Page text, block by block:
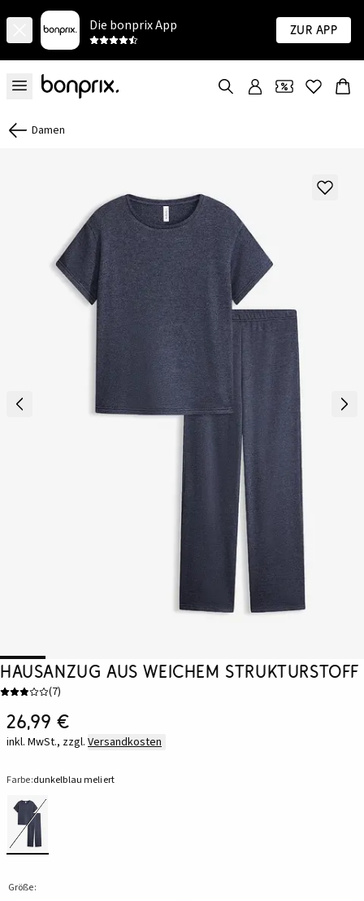
Die bonprix App Zur App
Damen
Hausanzug aus weichem Strukturstoff
(7)
26,99 €
inkl. MwSt., zzgl. Versandkosten
Farbe:dunkelblau meliert
Größe: